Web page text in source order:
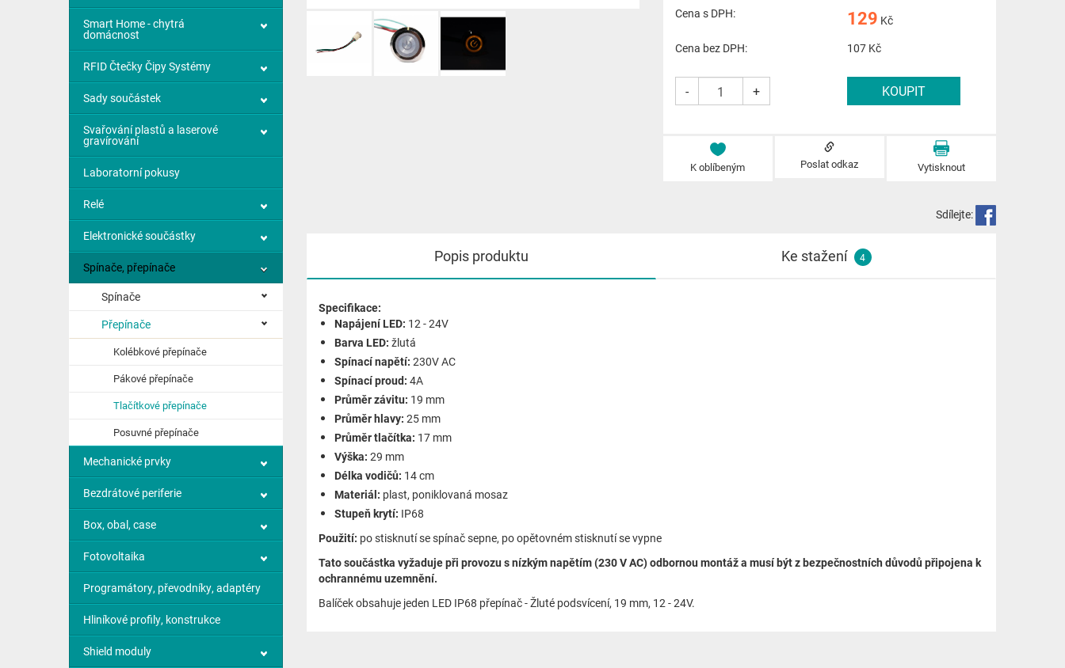
Cena s DPH: 129 Kč
Cena bez DPH:
107 Kč
- +
K oblíbeným Poslat odkaz Vytisknout
Sdílejte:
Popis produktu Ke stažení 4
Specifikace:
Napájení LED: 12 - 24V
Barva LED: žlutá
Spínací napětí: 230V AC
Spínací proud: 4A
Průměr závitu: 19 mm
Průměr hlavy: 25 mm
Průměr tlačítka: 17 mm
Výška: 29 mm
Délka vodičů: 14 cm
Materiál: plast, poniklovaná mosaz
Stupeň krytí: IP68
Použití: po stisknutí se spínač sepne, po opětovném stisknutí se vypne
Tato součástka vyžaduje při provozu s nízkým napětím (230 V AC) odbornou montáž a musí být z bezpečnostních důvodů připojena k
ochrannému uzemnění.
Balíček obsahuje jeden LED IP68 přepínač - Žluté podsvícení, 19 mm, 12 - 24V.
Smart Home - chytrá
domácnost
RFID Čtečky Čipy Systémy
Sady součástek
Svařování plastů a laserové
gravírování
Laboratorní pokusy
Relé
Elektronické součástky
Spínače, přepínače
Spínače
Přepínače
Kolébkové přepínače
Pákové přepínače
Tlačítkové přepínače
Posuvné přepínače
Mechanické prvky
Bezdrátové periferie
Box, obal, case
Fotovoltaika
Programátory, převodníky, adaptéry
Hliníkové profily, konstrukce
Shield moduly